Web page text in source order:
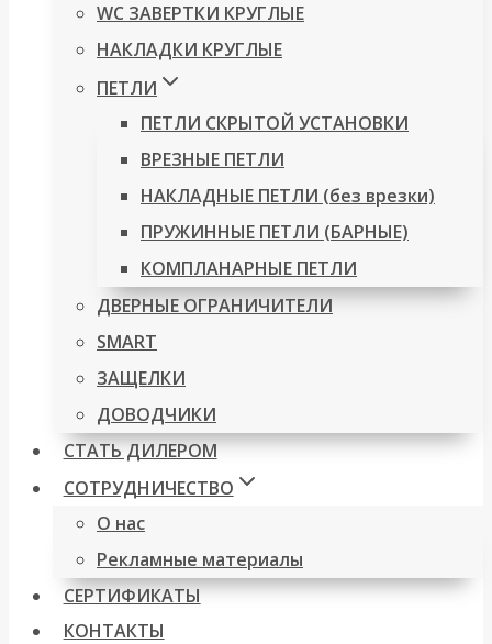
WC ЗАВЕРТКИ КРУГЛЫЕ
НАКЛАДКИ КРУГЛЫЕ
ПЕТЛИ
ПЕТЛИ СКРЫТОЙ УСТАНОВКИ
ВРЕЗНЫЕ ПЕТЛИ
НАКЛАДНЫЕ ПЕТЛИ (без врезки)
ПРУЖИННЫЕ ПЕТЛИ (БАРНЫЕ)
КОМПЛАНАРНЫЕ ПЕТЛИ
ДВЕРНЫЕ ОГРАНИЧИТЕЛИ
SMART
ЗАЩЕЛКИ
ДОВОДЧИКИ
СТАТЬ ДИЛЕРОМ
СОТРУДНИЧЕСТВО
О нас
Рекламные материалы
СЕРТИФИКАТЫ
КОНТАКТЫ